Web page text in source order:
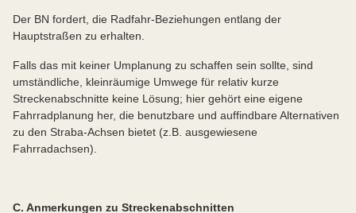
Der BN fordert, die Radfahr-Beziehungen entlang der
Hauptstraßen zu erhalten.
Falls das mit keiner Umplanung zu schaffen sein sollte, sind
umständliche, kleinräumige Umwege für relativ kurze
Streckenabschnitte keine Lösung; hier gehört eine eigene
Fahrradplanung her, die benutzbare und auffindbare Alternativen
zu den Straba-Achsen bietet (z.B. ausgewiesene
Fahrradachsen).
C. Anmerkungen zu Streckenabschnitten